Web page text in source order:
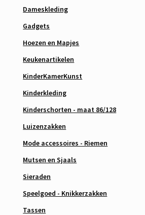
Dameskleding
Gadgets
Hoezen en Mapjes
Keukenartikelen
KinderKamerKunst
Kinderkleding
Kinderschorten - maat 86/128
Luizenzakken
Mode accessoires - Riemen
Mutsen en Sjaals
Sieraden
Speelgoed - Knikkerzakken
Tassen